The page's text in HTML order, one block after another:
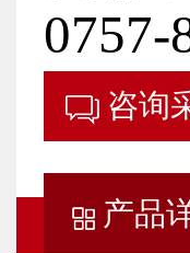
0757-
咨询
产品